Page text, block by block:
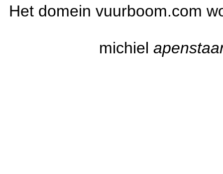
Het domein vuurboom.com
michiel